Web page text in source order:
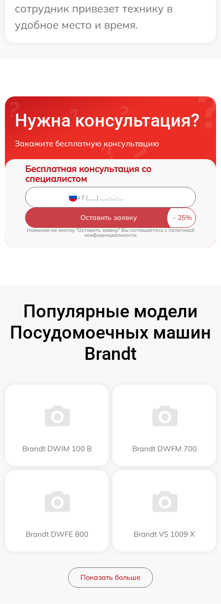
сотрудник привезет технику в
удобное место и время.
Нужна консультация?
Закажите бесплатную консультацию
Бесплатная консультация со
специалистом
Оставить заявку
Нажимая на кнопку "Оставить заявку" Вы соглашаетесь c политикой
конфиденциальности
Популярные модели
Посудомоечных машин
Brandt
Brandt DWIM 100 B Brandt DWFM 700
Brandt DWFE 800 Brandt VS 1009 X
Показать больше